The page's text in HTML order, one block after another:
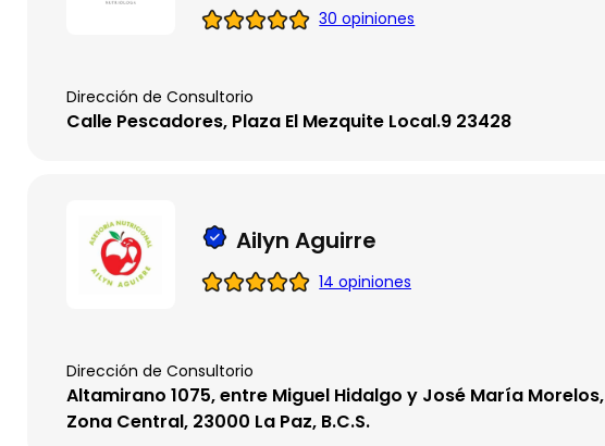
30 opiniones
Dirección de Consultorio
Calle Pescadores, Plaza El Mezquite Local.9 23428
Ailyn Aguirre
14 opiniones
Dirección de Consultorio
Altamirano 1075, entre Miguel Hidalgo y José María Morelos,
Zona Central, 23000 La Paz, B.C.S.